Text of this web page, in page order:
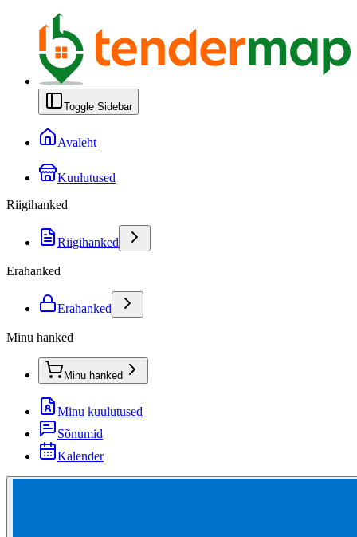
Toggle Sidebar
Avaleht
Kuulutused
Riigihanked
Riigihanked
Erahanked
Erahanked
Minu hanked
Minu hanked
Minu kuulutused
Sõnumid
Kalender